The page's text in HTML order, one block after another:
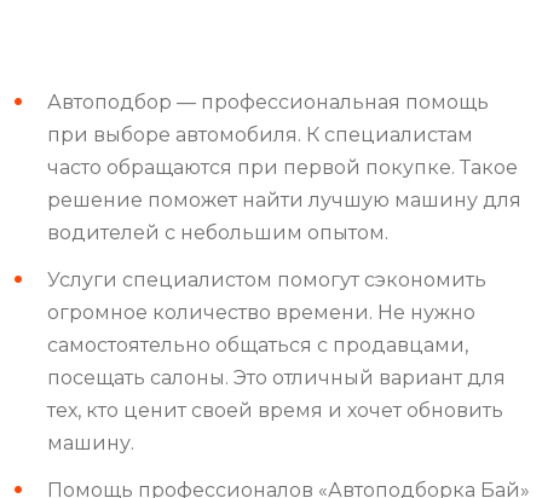
Автоподбор — профессиональная помощь
при выборе автомобиля. К специалистам
часто обращаются при первой покупке. Такое
решение поможет найти лучшую машину для
водителей с небольшим опытом.
Услуги специалистом помогут сэкономить
огромное количество времени. Не нужно
самостоятельно общаться с продавцами,
посещать салоны. Это отличный вариант для
тех, кто ценит своей время и хочет обновить
машину.
Помощь профессионалов «Автоподборка Бай»